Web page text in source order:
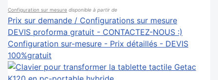
Configuration sur mesure disponible à partir de
Prix sur demande / Configurations sur mesure
DEVIS proforma gratuit - CONTACTEZ-NOUS :)
Configuration sur-mesure - Prix détaillés - DEVIS
100%gratuit